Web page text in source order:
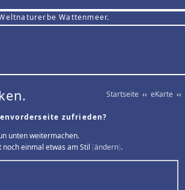
Wattenmeer.
Startseite ‹‹ eKarte ‹‹
zufrieden?
unten weitermachen.
einmal etwas am Stil [ändern].